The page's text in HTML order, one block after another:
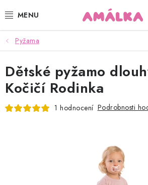
na
KOJENECKÉ, DĚTSKÉ OBLEČENÍ
ČEPICE, RUKAVICE, NÁKRČNÍKY
OSUŠKY, BRYNDÁKY, DEKY, DOPLŇKY
Pyžama
Dětské pyžamo
Kočičí Rodinka
1 hodnocení Podrobnosti